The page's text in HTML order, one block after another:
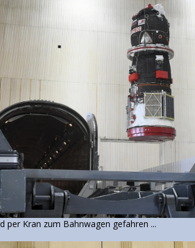
per Kran zum Bahnwagen gefahren ...